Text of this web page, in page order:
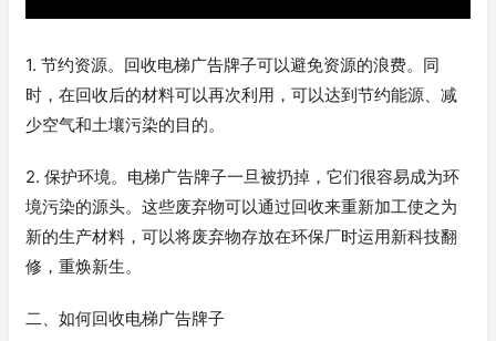
1. 节约资源。回收电梯广告牌子可以避免资源的浪费。同
时，在回收后的材料可以再次利用，可以达到节约能源、减
少空气和土壤污染的目的。
2. 保护环境。电梯广告牌子一旦被扔掉，它们很容易成为环
境污染的源头。这些废弃物可以通过回收来重新加工使之为
新的生产材料，可以将废弃物存放在环保厂时运用新科技翻
修，重焕新生。
二、如何回收电梯广告牌子